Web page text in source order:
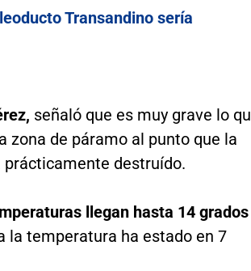
Transandino sería
señaló que es muy grave lo
zona de páramo al punto que la
destruído.
llegan hasta 14 grados
la temperatura ha estado en 7